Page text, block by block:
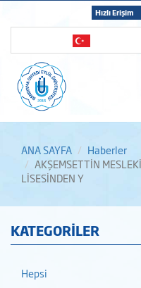
Hızlı Erişim
ANA SAYFA
Haberler
AKŞEMSETTİN
LİSESİNDEN Y
KATEGORİLER
Hepsi